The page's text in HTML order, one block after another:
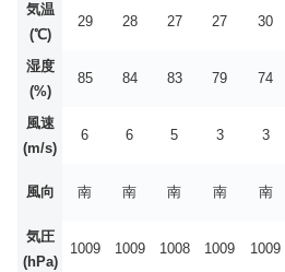
気温
(℃)
29 28 27 27 30
湿度
(%)
85 84 83 79 74
風速
(m/s)
6 6 5 3 3
風向 南 南 南 南 南
気圧
(hPa)
1009 1009 1008 1009 1009